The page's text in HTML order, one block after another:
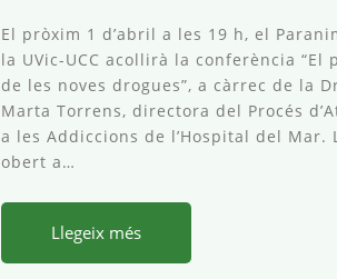
El pròxim 1 d’abril a les 19 h, el
la UVic-UCC acollirà la conferència “El
de les noves drogues”, a càrrec de la
Marta Torrens, directora del Procés
a les Addiccions de l’Hospital del Mar.
obert a…
Llegeix més